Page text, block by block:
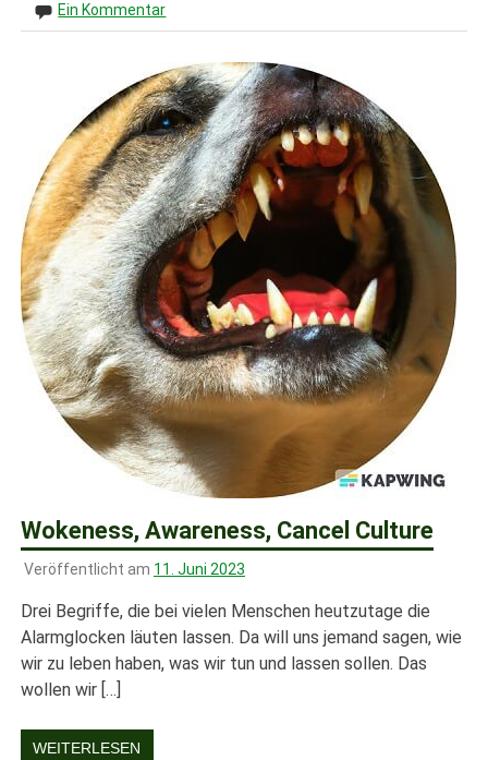
Ein Kommentar
Wokeness, Awareness, Cancel Culture
Veröffentlicht am 11. Juni 2023
Drei Begriffe, die bei vielen Menschen heutzutage die
Alarmglocken läuten lassen. Da will uns jemand sagen, wie
wir zu leben haben, was wir tun und lassen sollen. Das
wollen wir […]
WEITERLESEN